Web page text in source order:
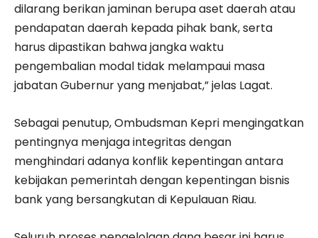
dilarang berikan jaminan berupa aset daerah atau
pendapatan daerah kepada pihak bank, serta
harus dipastikan bahwa jangka waktu
pengembalian modal tidak melampaui masa
jabatan Gubernur yang menjabat,” jelas Lagat.
Sebagai penutup, Ombudsman Kepri mengingatkan
pentingnya menjaga integritas dengan
menghindari adanya konflik kepentingan antara
kebijakan pemerintah dengan kepentingan bisnis
bank yang bersangkutan di Kepulauan Riau.